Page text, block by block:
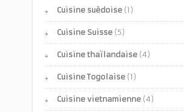
Cuisine suèdoise (1)
Cuisine Suisse (5)
Cuisine thaïlandaise (4)
Cuisine Togolaise (1)
Cuisine vietnamienne (4)